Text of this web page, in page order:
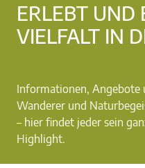
ERLEBT UND
VIELFALT IN
Informationen,
Wanderer und
– hier findet jeder sein
Highlight.